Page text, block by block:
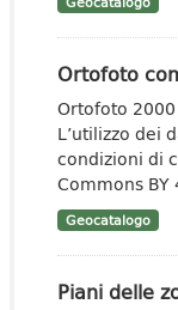
Ortofoto
Ortofoto
L’utilizzo dei
condizioni di
Commons BY
Geocatalogo
Piani delle